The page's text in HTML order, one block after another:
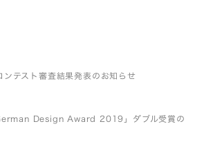
ンテスト審査結果発表のお知らせ
Design Award 2019」ダブル受賞の